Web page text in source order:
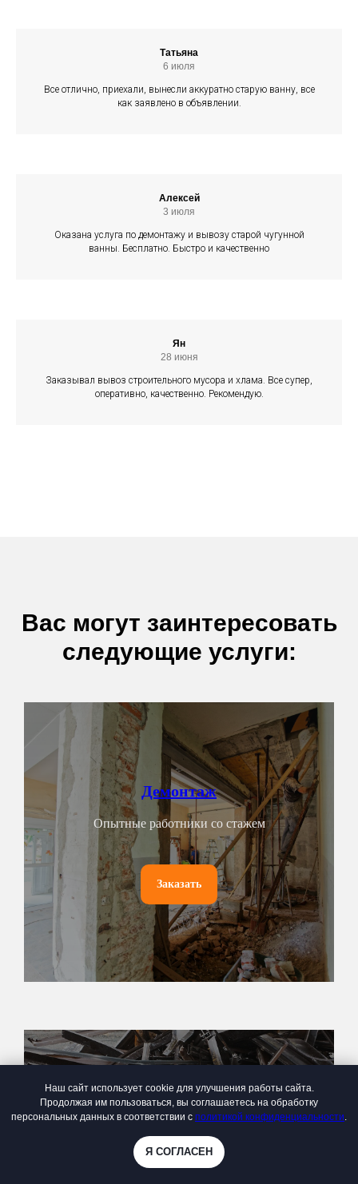
Татьяна
6 июля
Все отлично, приехали, вынесли аккуратно старую ванну, все
как заявлено в объявлении.
Алексей
3 июля
Оказана услуга по демонтажу и вывозу старой чугунной
ванны. Бесплатно. Быстро и качественно
Ян
28 июня
Заказывал вывоз строительного мусора и хлама. Все супер,
оперативно, качественно. Рекомендую.
Вас могут заинтересовать
следующие услуги:
Демонтаж
Опытные работники со стажем
Заказать
Вывоз металлолома
Недорогой вывоз металла
Наш сайт использует cookie для улучшения работы сайта.
Продолжая им пользоваться, вы соглашаетесь на обработку
персональных данных в соответствии с политикой конфиденциальности.
Я СОГЛАСЕН